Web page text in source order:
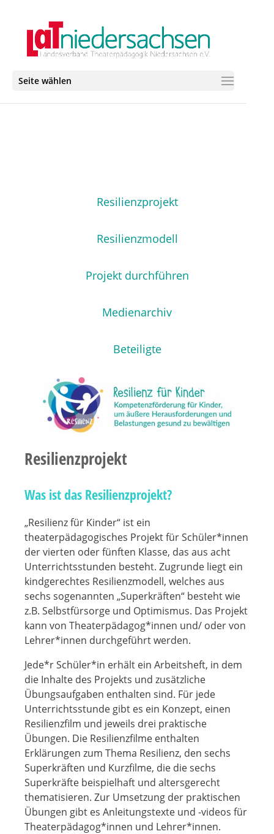
Seite wählen
Resilienzprojekt
Resilienzmodell
Projekt durchführen
Medienarchiv
Beteiligte
Resilienzprojekt
Was ist das Resilienzprojekt?
„Resilienz für Kinder“ ist ein
theaterpädagogisches Projekt für Schüler*innen
der vierten oder fünften Klasse, das aus acht
Unterrichtsstunden besteht. Zugrunde liegt ein
kindgerechtes Resilienzmodell, welches aus
sechs sogenannten „Superkräften“ besteht wie
z.B. Selbstfürsorge und Optimismus. Das Projekt
kann von Theaterpädagog*innen und/ oder von
Lehrer*innen durchgeführt werden.
Jede*r Schüler*in erhält ein Arbeitsheft, in dem
die Inhalte des Projekts und zusätzliche
Übungsaufgaben enthalten sind. Für jede
Unterrichtsstunde gibt es ein Konzept, einen
Resilienzfilm und jeweils drei praktische
Übungen. Die Resilienzfilme enthalten
Erklärungen zum Thema Resilienz, den sechs
Superkräften und Kurzfilme, die die sechs
Superkräfte beispielhaft und altersgerecht
thematisieren. Zur Umsetzung der praktischen
Übungen gibt es Anleitungstexte und -videos für
Theaterpädagog*innen und Lehrer*innen.